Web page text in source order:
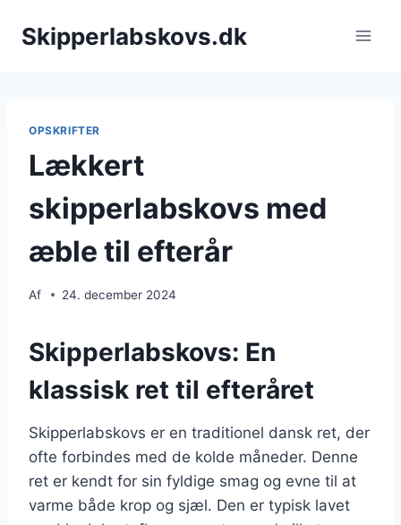
Skipperlabskovs.dk
OPSKRIFTER
Lækkert
skipperlabskovs med
æble til efterår
Af 24. december 2024
Skipperlabskovs: En
klassisk ret til efteråret
Skipperlabskovs er en traditionel dansk ret, der
ofte forbindes med de kolde måneder. Denne
ret er kendt for sin fyldige smag og evne til at
varme både krop og sjæl. Den er typisk lavet